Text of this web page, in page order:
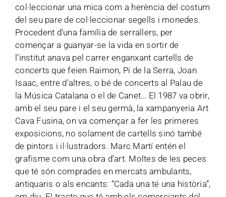
col·leccionar una mica com a herència del costum
del seu pare de col·leccionar segells i monedes.
Procedent d’una família de serrallers, per
començar a guanyar-se la vida en sortir de
l’institut anava pel carrer enganxant cartells de
concerts que feien Raimon, Pi de la Serra, Joan
Isaac, entre d’altres, o bé de concerts al Palau de
la Música Catalana o el de Canet… El 1987 va obrir,
amb el seu pare i el seu germà, la xampanyeria Art
Cava Fusina, on va començar a fer les primeres
exposicions, no solament de cartells sinó també
de pintors i il·lustradors. Marc Martí entén el
grafisme com una obra d’art. Moltes de les peces
que té són comprades en mercats ambulants,
antiquaris o als encants: “Cada una té una història”,